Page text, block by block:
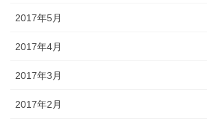
2017年5月
2017年4月
2017年3月
2017年2月